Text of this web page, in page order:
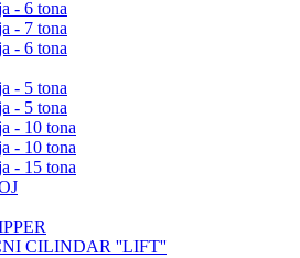
- 6 tona
- 7 tona
- 6 tona
- 5 tona
- 5 tona
- 10 tona
- 10 tona
- 15 tona
CILINDAR ''LIFT''